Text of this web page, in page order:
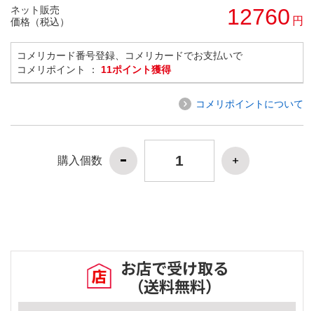
ネット販売
価格（税込）
12760 円
コメリカード番号登録、コメリカードでお支払いで
コメリポイント ： 11ポイント獲得
コメリポイントについて
購入個数
お店で受け取る
（送料無料）